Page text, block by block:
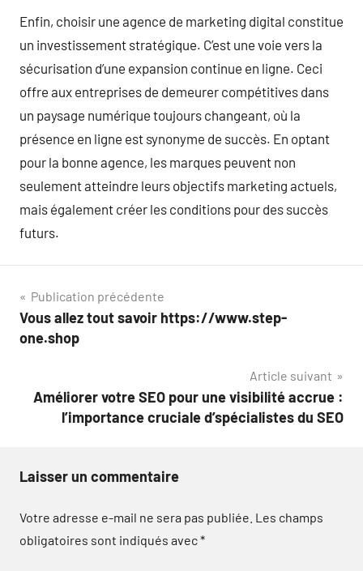
Enfin, choisir une agence de marketing digital constitue
un investissement stratégique. C’est une voie vers la
sécurisation d’une expansion continue en ligne. Ceci
offre aux entreprises de demeurer compétitives dans
un paysage numérique toujours changeant, où la
présence en ligne est synonyme de succès. En optant
pour la bonne agence, les marques peuvent non
seulement atteindre leurs objectifs marketing actuels,
mais également créer les conditions pour des succès
futurs.
Navigation
de
Publication précédente
Vous allez tout savoir https://www.step-
one.shop
Article suivant
Améliorer votre SEO pour une visibilité accrue :
l’importance cruciale d’spécialistes du SEO
Laisser un commentaire
Votre adresse e-mail ne sera pas publiée. Les champs
obligatoires sont indiqués avec*